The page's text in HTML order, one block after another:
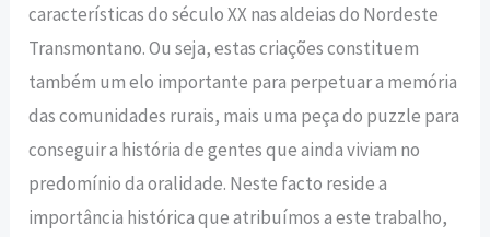
características do século XX nas aldeias do Nordeste
Transmontano. Ou seja, estas criações constituem
também um elo importante para perpetuar a memória
das comunidades rurais, mais uma peça do puzzle para
conseguir a história de gentes que ainda viviam no
predomínio da oralidade. Neste facto reside a
importância histórica que atribuímos a este trabalho,